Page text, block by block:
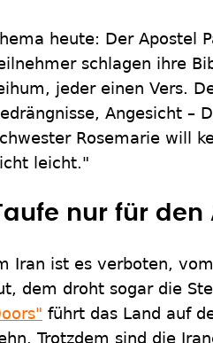
heute: Der Apostel
schlagen ihre
jeder einen Vers.
Angesicht –
Rosemarie will
leicht."
nur für den
Iran ist es verboten,
dem droht sogar die
führt das Land auf
Trotzdem sind die